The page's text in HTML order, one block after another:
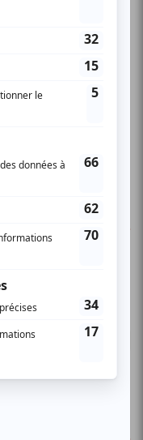
fait appel à
de dos
que je
relais pour une
pour
ici.